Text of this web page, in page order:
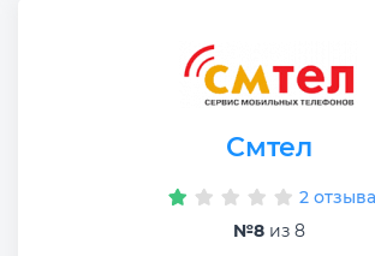
Смтел
2 отзыва
№8 из 8